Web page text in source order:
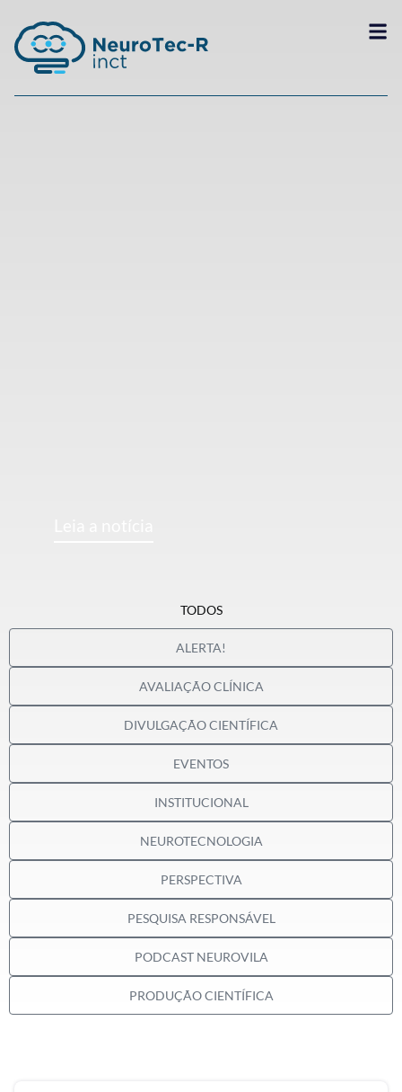
ALERTA!
AVALIAÇÃO CLÍNICA
DIVULGAÇÃO CIENTÍFICA
EVENTOS
INSTITUCIONAL
NEUROTECNOLOGIA
PERSPECTIVA
PESQUISA RESPONSÁVEL
PODCAST NEUROVILA
PRODUÇÃO CIENTÍFICA
TODOS